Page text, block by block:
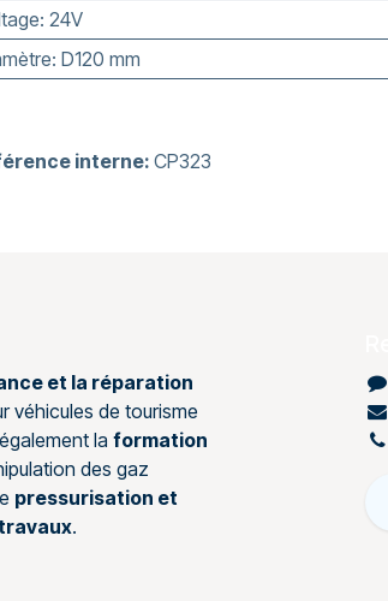
: 24V
: D120 mm
interne: CP323
et la réparation
véhicules de tourisme
la formation
des gaz
pressurisation et
.